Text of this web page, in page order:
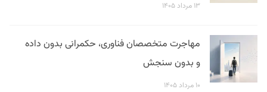
۱۳ مرداد ۱۴۰۵
مهاجرت متخصصان فناوری، حکمرانی بدون داده
و بدون سنجش
۱۰ مرداد ۱۴۰۵